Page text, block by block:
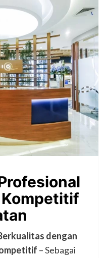
Kompetitif
dengan
– Sebagai